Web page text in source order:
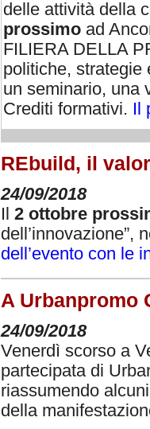
delle attività della
prossimo ad
FILIERA DELLA
politiche, strategie
un seminario, una
Crediti formativi. Il
REbuild, il
24/09/2018
Il 2 ottobre
dell’innovazione”,
dell’evento con le
A Urbanpromo
24/09/2018
Venerdì scorso a
partecipata di
riassumendo
della